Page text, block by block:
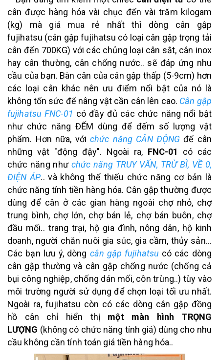
cân được hàng hóa vài chục đến vài trăm kilogam
(kg) mà giá mua rẻ nhất thì dòng cân gập
fujihatsu (cân gập fujihatsu có loại cân gập trọng tải
cân đến 700KG) với các chủng loại cân sắt, cân inox
hay cân thường, cân chống nước.. sẽ đáp ứng nhu
cầu của bạn. Bàn cân của cân gập thấp (5-9cm) hơn
các loại cân khác nên ưu điểm nổi bật của nó là
không tốn sức để nâng vật cần cân lên cao. Cân gập
fujihatsu FNC-01 có đầy đủ các chức năng nổi bật
như chức năng ĐẾM dùng để đếm số lượng vật
phẩm. Hơn nữa, vớichức năng CÂN ĐỘNG để cân
những vật "động đậy". Ngoài ra, FNC-01
có các
chức năng như chức năng TRUY VẤN, TRỪ BÌ, VỀ 0,
ĐIỆN ÁP.. và không thể thiếu chức năng cơ bản là
chức năng tính tiền hàng hóa. Cân gập thường được
dùng để cân ở các gian hàng ngoài chợ nhỏ, chợ
trung bình, chợ lớn, chợ bán lẻ, chợ bán buôn, chợ
đầu mối.. trang trại, hộ gia đình, nông dân, hộ kinh
doanh, người chăn nuôi gia súc, gia cầm, thủy sản...
Các bạn lưu ý, dòng cân gập fujihatsu có các dòng
cân gập thường và cân gập chống nước (chống cả
bụi công nghiệp, chống dán mối, côn trùng..) tùy vào
môi trường người sử dụng để chọn loại tối ưu nhất.
Ngoài ra, fujihatsu còn có các dòng cân gập đồng
hồ cân chỉ hiển thị một màn hình TRỌNG
LƯỢNG (không có chức năng tính giá) dùng cho nhu
cầu không cần tính toán giá tiền hàng hóa..